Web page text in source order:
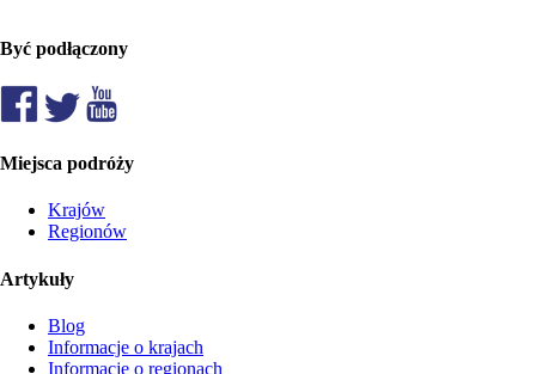
Być podłączony
Miejsca podróży
Krajów
Regionów
Artykuły
Blog
Informacje o krajach
Informacje o regionach